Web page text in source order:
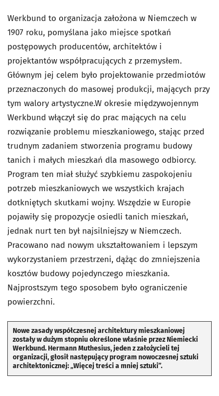
Werkbund to organizacja założona w Niemczech w
1907 roku, pomyślana jako miejsce spotkań
postępowych producentów, architektów i
projektantów współpracujących z przemysłem.
Głównym jej celem było projektowanie przedmiotów
przeznaczonych do masowej produkcji, mających przy
tym walory artystyczne.W okresie międzywojennym
Werkbund włączył się do prac mających na celu
rozwiązanie problemu mieszkaniowego, stając przed
trudnym zadaniem stworzenia programu budowy
tanich i małych mieszkań dla masowego odbiorcy.
Program ten miał służyć szybkiemu zaspokojeniu
potrzeb mieszkaniowych we wszystkich krajach
dotkniętych skutkami wojny. Wszędzie w Europie
pojawiły się propozycje osiedli tanich mieszkań,
jednak nurt ten był najsilniejszy w Niemczech.
Pracowano nad nowym ukształtowaniem i lepszym
wykorzystaniem przestrzeni, dążąc do zmniejszenia
kosztów budowy pojedynczego mieszkania.
Najprostszym tego sposobem było ograniczenie
powierzchni.
Nowe zasady współczesnej architektury mieszkaniowej
zostały w dużym stopniu określone właśnie przez Niemiecki
Werkbund. Hermann Muthesius, jeden z założycieli tej
organizacji, głosił następujący program nowoczesnej sztuki
architektonicznej: „Więcej treści a mniej sztuki”.